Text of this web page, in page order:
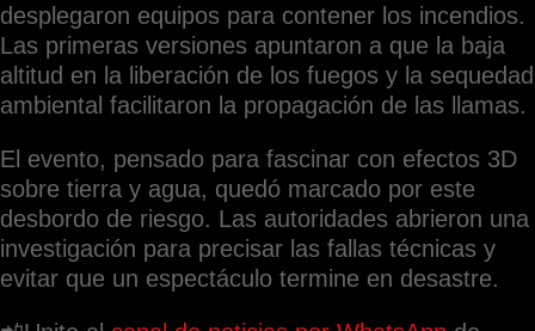
desplegaron equipos para contener los incendios.
Las primeras versiones apuntaron a que la baja
altitud en la liberación de los fuegos y la sequedad
ambiental facilitaron la propagación de las llamas.
El evento, pensado para fascinar con efectos 3D
sobre tierra y agua, quedó marcado por este
desbordo de riesgo. Las autoridades abrieron una
investigación para precisar las fallas técnicas y
evitar que un espectáculo termine en desastre.